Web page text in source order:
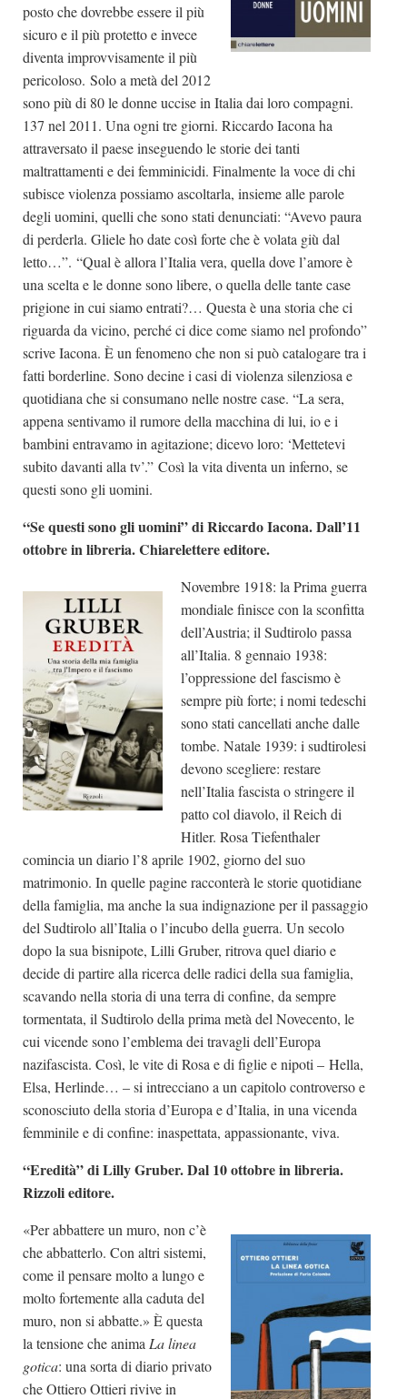
posto che dovrebbe essere il più
sicuro e il più protetto e invece
diventa improvvisamente il più
pericoloso. Solo a metà del 2012
sono più di 80 le donne uccise in Italia dai loro compagni.
137 nel 2011. Una ogni tre giorni. Riccardo Iacona ha
attraversato il paese inseguendo le storie dei tanti
maltrattamenti e dei femminicidi. Finalmente la voce di chi
subisce violenza possiamo ascoltarla, insieme alle parole
degli uomini, quelli che sono stati denunciati: “Avevo paura
di perderla. Gliele ho date così forte che è volata giù dal
letto…”. “Qual è allora l’Italia vera, quella dove l’amore è
una scelta e le donne sono libere, o quella delle tante case
prigione in cui siamo entrati?… Questa è una storia che ci
riguarda da vicino, perché ci dice come siamo nel profondo”
scrive Iacona. È un fenomeno che non si può catalogare tra i
fatti borderline. Sono decine i casi di violenza silenziosa e
quotidiana che si consumano nelle nostre case. “La sera,
appena sentivamo il rumore della macchina di lui, io e i
bambini entravamo in agitazione; dicevo loro: ‘Mettetevi
subito davanti alla tv’.” Così la vita diventa un inferno, se
questi sono gli uomini.
“Se questi sono gli uomini” di Riccardo Iacona. Dall’11
ottobre in libreria. Chiarelettere editore.
Novembre 1918: la Prima guerra
mondiale finisce con la sconfitta
dell’Austria; il Sudtirolo passa
all’Italia. 8 gennaio 1938:
l’oppressione del fascismo è
sempre più forte; i nomi tedeschi
sono stati cancellati anche dalle
tombe. Natale 1939: i sudtirolesi
devono scegliere: restare
nell’Italia fascista o stringere il
patto col diavolo, il Reich di
Hitler. Rosa Tiefenthaler
comincia un diario l’8 aprile 1902, giorno del suo
matrimonio. In quelle pagine racconterà le storie quotidiane
della famiglia, ma anche la sua indignazione per il passaggio
del Sudtirolo all’Italia o l’incubo della guerra. Un secolo
dopo la sua bisnipote, Lilli Gruber, ritrova quel diario e
decide di partire alla ricerca delle radici della sua famiglia,
scavando nella storia di una terra di confine, da sempre
tormentata, il Sudtirolo della prima metà del Novecento, le
cui vicende sono l’emblema dei travagli dell’Europa
nazifascista. Così, le vite di Rosa e di figlie e nipoti – Hella,
Elsa, Herlinde… – si intrecciano a un capitolo controverso e
sconosciuto della storia d’Europa e d’Italia, in una vicenda
femminile e di confine: inaspettata, appassionante, viva.
“Eredità” di Lilly Gruber. Dal 10 ottobre in libreria.
Rizzoli editore.
«Per abbattere un muro, non c’è
che abbatterlo. Con altri sistemi,
come il pensare molto a lungo e
molto fortemente alla caduta del
muro, non si abbatte.» È questa
la tensione che anima La linea
gotica: una sorta di diario privato
che Ottiero Ottieri rivive in